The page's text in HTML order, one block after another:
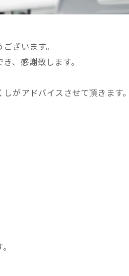
ざいます。
、感謝致します。
がアドバイスさせて頂きます。